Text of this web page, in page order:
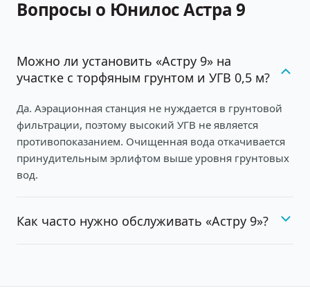
Вопросы о Юнилос Астра 9
Можно ли установить «Астру 9» на
участке с торфяным грунтом и УГВ 0,5 м?
Да. Аэрационная станция не нуждается в грунтовой
фильтрации, поэтому высокий УГВ не является
противопоказанием. Очищенная вода откачивается
принудительным эрлифтом выше уровня грунтовых
вод.
Как часто нужно обслуживать «Астру 9»?